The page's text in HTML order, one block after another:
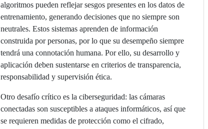
algoritmos pueden reflejar sesgos presentes en los datos de
entrenamiento, generando decisiones que no siempre son
neutrales. Estos sistemas aprenden de información
construida por personas, por lo que su desempeño siempre
tendrá una connotación humana. Por ello, su desarrollo y
aplicación deben sustentarse en criterios de transparencia,
responsabilidad y supervisión ética.
Otro desafío crítico es la ciberseguridad: las cámaras
conectadas son susceptibles a ataques informáticos, así que
se requieren medidas de protección como el cifrado,